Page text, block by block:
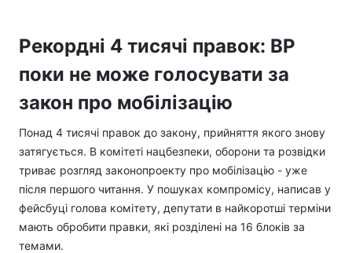
Рекордні 4 тисячі правок: ВР
поки не може голосувати за
закон про мобілізацію
Понад 4 тисячі правок до закону, прийняття якого знову
затягується. В комітеті нацбезпеки, оборони та розвідки
триває розгляд законопроекту про мобілізацію - уже
після першого читання. У пошуках компромісу, написав у
фейсбуці голова комітету, депутати в найкоротші терміни
мають обробити правки, які розділені на 16 блоків за
темами.